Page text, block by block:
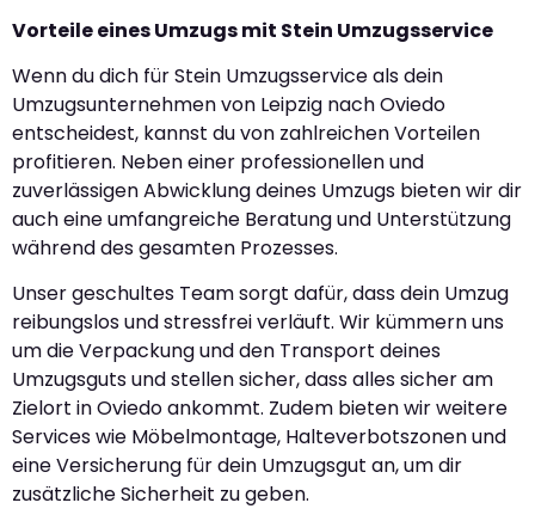
Vorteile eines Umzugs mit Stein Umzugsservice
Wenn du dich für Stein Umzugsservice als dein
Umzugsunternehmen von Leipzig nach Oviedo
entscheidest, kannst du von zahlreichen Vorteilen
profitieren. Neben einer professionellen und
zuverlässigen Abwicklung deines Umzugs bieten wir dir
auch eine umfangreiche Beratung und Unterstützung
während des gesamten Prozesses.
Unser geschultes Team sorgt dafür, dass dein Umzug
reibungslos und stressfrei verläuft. Wir kümmern uns
um die Verpackung und den Transport deines
Umzugsguts und stellen sicher, dass alles sicher am
Zielort in Oviedo ankommt. Zudem bieten wir weitere
Services wie Möbelmontage, Halteverbotszonen und
eine Versicherung für dein Umzugsgut an, um dir
zusätzliche Sicherheit zu geben.